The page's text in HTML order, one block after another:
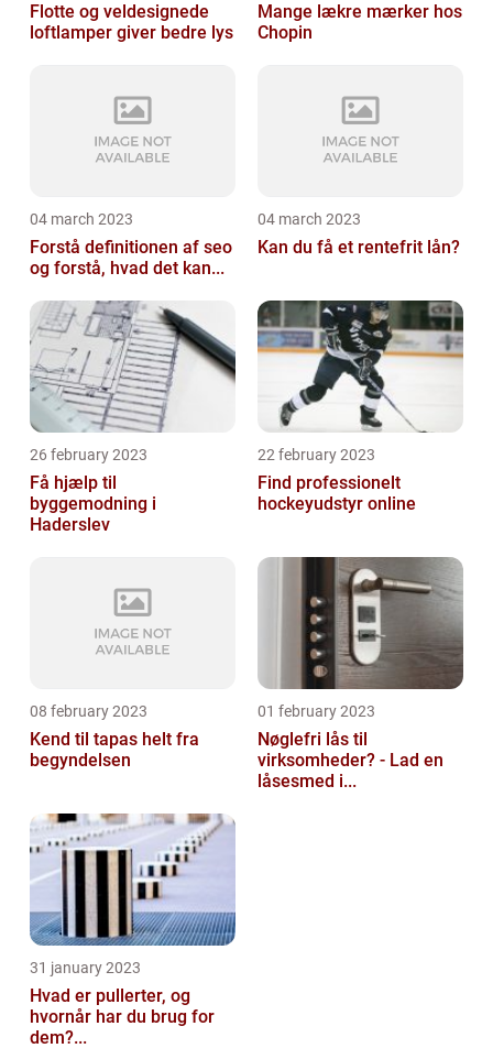
Flotte og veldesignede
loftlamper giver bedre lys
Mange lækre mærker hos
Chopin
04 march 2023
Forstå definitionen af seo
og forstå, hvad det kan...
04 march 2023
Kan du få et rentefrit lån?
26 february 2023
Få hjælp til
byggemodning i
Haderslev
22 february 2023
Find professionelt
hockeyudstyr online
08 february 2023
Kend til tapas helt fra
begyndelsen
01 february 2023
Nøglefri lås til
virksomheder? - Lad en
låsesmed i...
31 january 2023
Hvad er pullerter, og
hvornår har du brug for
dem?...